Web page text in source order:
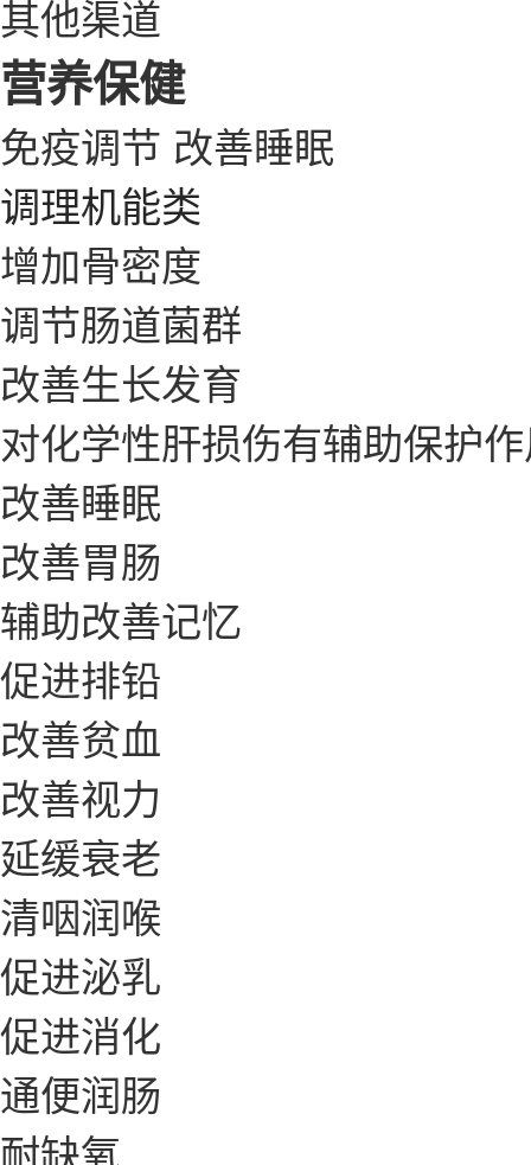
其他渠道
营养保健
免疫调节 改善睡眠
调理机能类
增加骨密度
调节肠道菌群
改善生长发育
对化学性肝损伤有辅助保护
改善睡眠
改善胃肠
辅助改善记忆
促进排铅
改善贫血
改善视力
延缓衰老
清咽润喉
促进泌乳
促进消化
通便润肠
耐缺氧